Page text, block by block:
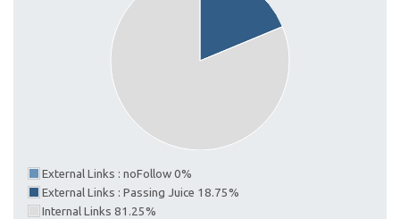
External Links : noFollow 0%
External Links : Passing Juice 18.75%
Internal Links 81.25%